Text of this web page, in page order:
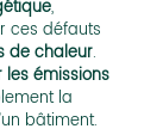
,
ces défauts
de chaleur.
les émissions
la
bâtiment.